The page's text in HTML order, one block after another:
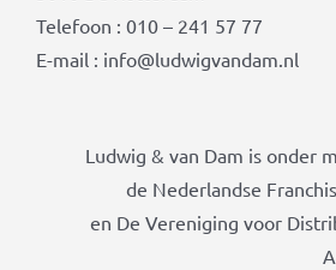
Telefoon : 010 – 241 57 77
E-mail : info@ludwigvandam.nl
Ludwig & van Dam is onder
de Nederlandse
en De Vereniging voor